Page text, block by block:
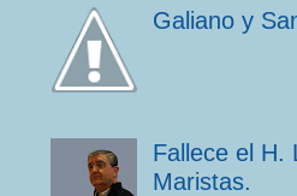
Galiano y
Fallece el H.
Maristas.